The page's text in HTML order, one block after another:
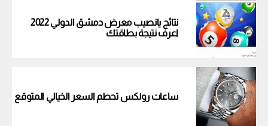
نتائج يانصيب معرض دمشق الدولي 2022
اعرف نتيجة بطاقتك
ساعات رولكس تحطم السعر الخيالي المتوقع